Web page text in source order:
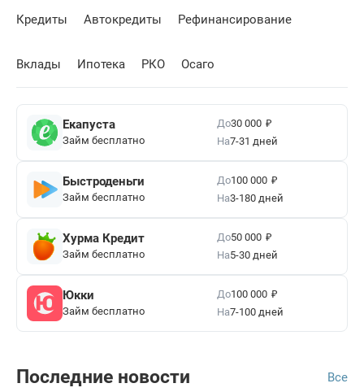
Кредиты Автокредиты Рефинансирование
Вклады Ипотека РКО Осаго
Екапуста
Займ бесплатно
До30 000 ₽
На7-31 дней
Быстроденьги
Займ бесплатно
До100 000 ₽
На3-180 дней
Хурма Кредит
Займ бесплатно
До50 000 ₽
На5-30 дней
Юкки
Займ бесплатно
До100 000 ₽
На7-100 дней
Последние новости Все